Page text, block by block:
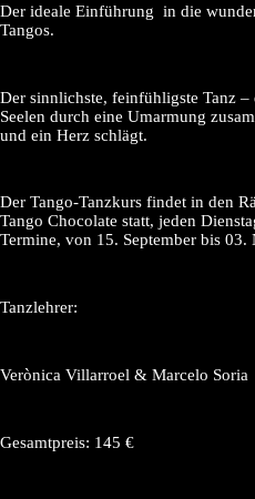
Der ideale Einführung in die
Tangos.
Der sinnlichste, feinfühligste Tanz –
Seelen durch eine Umarmung
und ein Herz schlägt.
Der Tango-Tanzkurs findet in den
Tango Chocolate statt, jeden
Termine, von 15. September bis 03.
Tanzlehrer:
Verònica Villarroel & Marcelo Soria
Gesamtpreis: 145 €